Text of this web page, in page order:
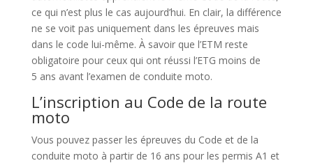
ce qui n’est plus le cas aujourd’hui. En clair, la différence
ne se voit pas uniquement dans les épreuves mais
dans le code lui-même. À savoir que l’ETM reste
obligatoire pour ceux qui ont réussi l’ETG moins de
5 ans avant l’examen de conduite moto.
L’inscription au Code de la route
moto
Vous pouvez passer les épreuves du Code et de la
conduite moto à partir de 16 ans pour les permis A1 et